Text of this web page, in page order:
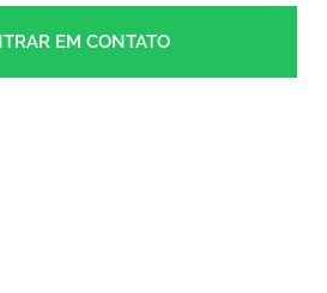
EM CONTATO